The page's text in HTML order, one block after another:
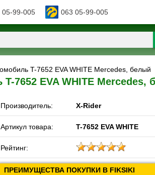
05-99-005 063 05-99-005
T-7652 EVA WHITE Mercedes, белый
7652 EVA WHITE Mercedes,
Производитель: X-Rider
Артикул товара: T-7652 EVA WHITE
Рейтинг:
ПРЕИМУЩЕСТВА ПОКУПКИ В FIKSIKI